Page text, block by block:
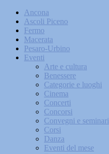
Ancona
Ascoli Piceno
Fermo
Macerata
Pesaro-Urbino
Eventi
Arte e cultura
Benessere
Categorie e luoghi
Cinema
Concerti
Concorsi
Convegni e seminari
Corsi
Danza
Eventi del mese